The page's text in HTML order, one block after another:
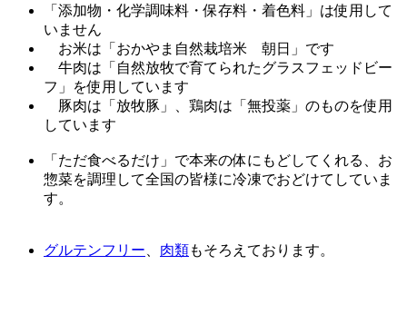
「添加物・化学調味料・保存料・着色料」は使用して
いません
お米は 「おかやま自然栽培米 朝日」 です
牛肉は「自然放牧で育てられたグラスフェッドビー
フ 」を使用しています
豚肉は「放牧豚」、鶏肉は「無投薬」 のものを使用
しています
「 ただ食べるだけ 」で本来の体にもどしてくれる、お
惣菜を調理して全国の皆様に冷凍でおどけてしていま
す。
グルテンフリー 肉類もそろえております。